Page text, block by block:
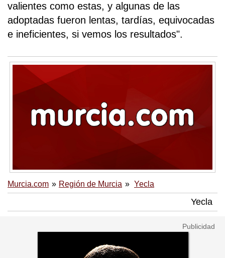
valientes como estas, y algunas de las
adoptadas fueron lentas, tardías, equivocadas
e ineficientes, si vemos los resultados".
Murcia.com Región de Murcia Yecla
Yecla